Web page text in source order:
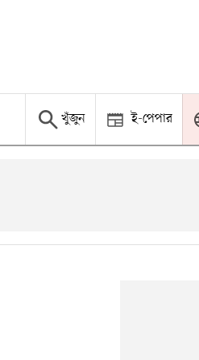
খুঁজুন ই-পেপার